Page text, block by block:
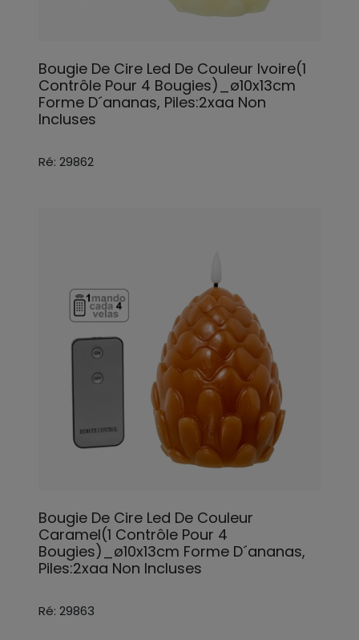
Bougie De Cire Led De Couleur Ivoire(1
Contrôle Pour 4 Bougies)_ø10x13cm
Forme D´ananas, Piles:2xaa Non
Incluses
Ré: 29862
Bougie De Cire Led De Couleur
Caramel(1 Contrôle Pour 4
Bougies)_ø10x13cm Forme D´ananas,
Piles:2xaa Non Incluses
Ré: 29863